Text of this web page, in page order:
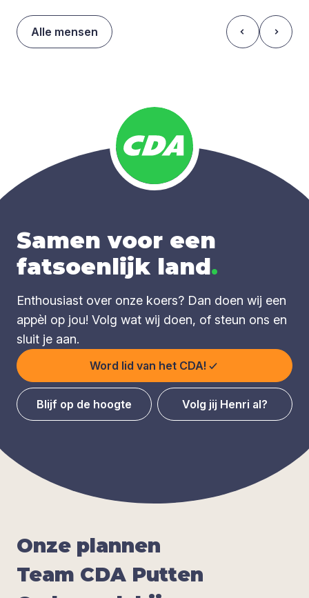
Alle mensen
Samen voor een
fatsoenlijk land.
Enthousiast over onze koers? Dan doen wij een
appèl op jou! Volg wat wij doen, of steun ons en
sluit je aan.
Word lid van het CDA!
Blijf op de hoogte Volg jij Henri al?
Onze plan­nen
Team CDA Put­ten